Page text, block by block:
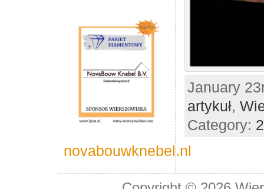
novabouwknebel.nl
January
artykuł,
Category: